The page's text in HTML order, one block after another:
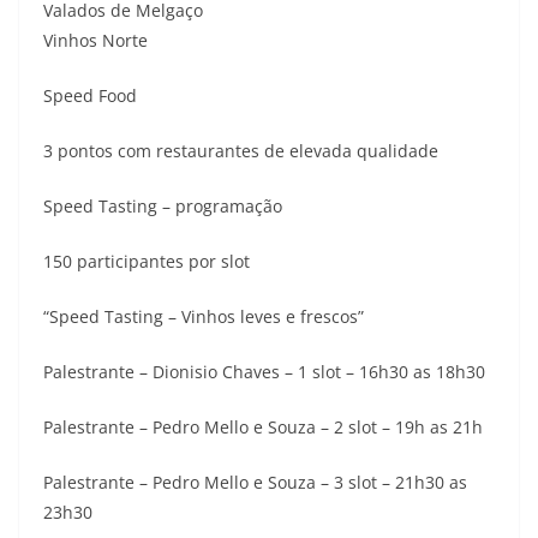
Valados de Melgaço
Vinhos Norte
Speed Food
3 pontos com restaurantes de elevada qualidade
Speed Tasting – programação
150 participantes por slot
“Speed Tasting – Vinhos leves e frescos”
Palestrante – Dionisio Chaves – 1 slot – 16h30 as 18h30
Palestrante – Pedro Mello e Souza – 2 slot – 19h as 21h
Palestrante – Pedro Mello e Souza – 3 slot – 21h30 as
23h30